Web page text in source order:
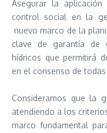
Asegurar la
control social en la
nuevo marco de la
clave de garantía de
hídricos que permitirá
en el consenso de
Consideramos que la
atendiendo a los
marco fundamental